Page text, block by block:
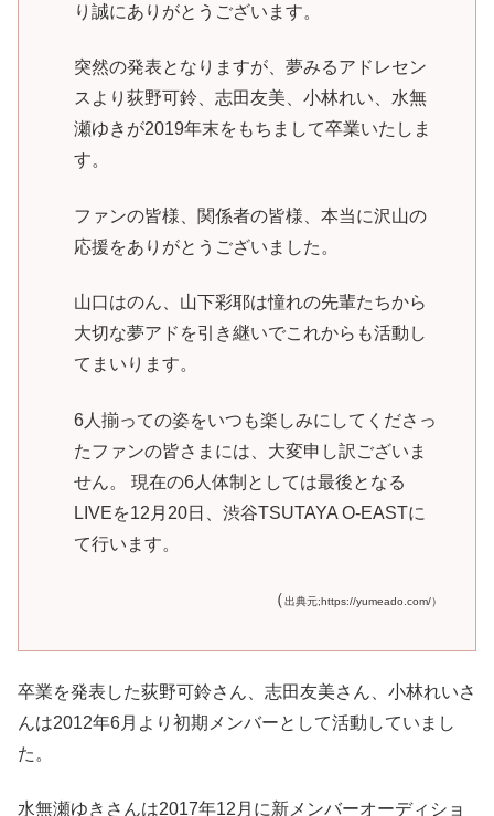
り誠にありがとうございます。
突然の発表となりますが、夢みるアドレセン
スより荻野可鈴、志田友美、小林れい、水無
瀬ゆきが2019年末をもちまして卒業いたしま
す。
ファンの皆様、関係者の皆様、本当に沢山の
応援をありがとうございました。
山口はのん、山下彩耶は憧れの先輩たちから
大切な夢アドを引き継いでこれからも活動し
てまいります。
6人揃っての姿をいつも楽しみにしてくださっ
たファンの皆さまには、大変申し訳ございま
せん。 現在の6人体制としては最後となる
LIVEを12月20日、渋谷TSUTAYA O-EASTに
て行います。
（出典元;https://yumeado.com/）
卒業を発表した荻野可鈴さん、志田友美さん、小林れいさ
んは2012年6月より初期メンバーとして活動していまし
た。
水無瀬ゆきさんは2017年12月に新メンバーオーディショ